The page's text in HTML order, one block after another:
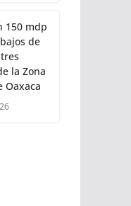
150 mdp
de
la Zona
Oaxaca